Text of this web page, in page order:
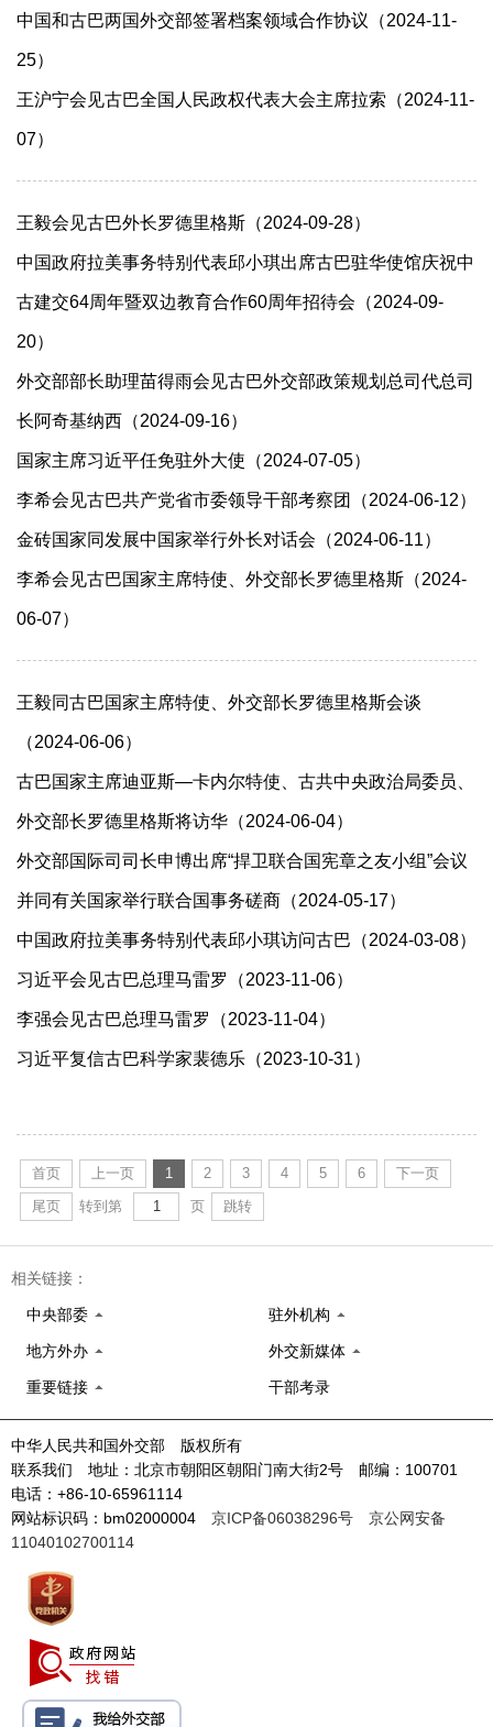
中国和古巴两国外交部签署档案领域合作协议（2024-11-
25）
王沪宁会见古巴全国人民政权代表大会主席拉索（2024-11-
07）
王毅会见古巴外长罗德里格斯（2024-09-28）
中国政府拉美事务特别代表邱小琪出席古巴驻华使馆庆祝中
古建交64周年暨双边教育合作60周年招待会（2024-09-
20）
外交部部长助理苗得雨会见古巴外交部政策规划总司代总司
长阿奇基纳西（2024-09-16）
国家主席习近平任免驻外大使（2024-07-05）
李希会见古巴共产党省市委领导干部考察团（2024-06-12）
金砖国家同发展中国家举行外长对话会（2024-06-11）
李希会见古巴国家主席特使、外交部长罗德里格斯（2024-
06-07）
​王毅同古巴国家主席特使、外交部长罗德里格斯会谈
（2024-06-06）
古巴国家主席迪亚斯—卡内尔特使、古共中央政治局委员、
外交部长罗德里格斯将访华（2024-06-04）
外交部国际司司长申博出席“捍卫联合国宪章之友小组”会议
并同有关国家举行联合国事务磋商（2024-05-17）
中国政府拉美事务特别代表邱小琪访问古巴（2024-03-08）
习近平会见古巴总理马雷罗（2023-11-06）
李强会见古巴总理马雷罗（2023-11-04）
习近平复信古巴科学家裴德乐（2023-10-31）
首页 上一页 1 2 3 4 5 6
下一页
尾页
转到第 页 跳转
相关链接：
中央部委 驻外机构
地方外办 外交新媒体
重要链接 干部考录
中华人民共和国外交部 版权所有
联系我们 地址：北京市朝阳区朝阳门南大街2号 邮编：100701
电话：+86-10-65961114
网站标识码：bm02000004 京ICP备06038296号
京公网安备
11040102700114